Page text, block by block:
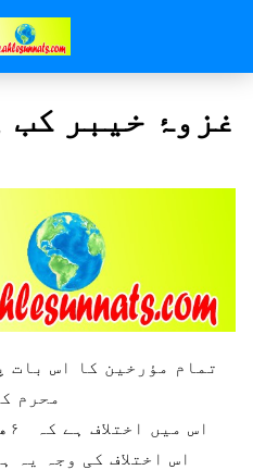
غزوۂ خیبر کب
تمام مؤرخین کا اس بات
محرم
اس اختلاف کی وجہ یہ